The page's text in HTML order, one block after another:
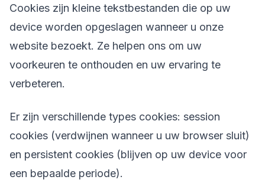
Cookies zijn kleine tekstbestanden die op uw
device worden opgeslagen wanneer u onze
website bezoekt. Ze helpen ons om uw
voorkeuren te onthouden en uw ervaring te
verbeteren.
Er zijn verschillende types cookies: session
cookies (verdwijnen wanneer u uw browser sluit)
en persistent cookies (blijven op uw device voor
een bepaalde periode).